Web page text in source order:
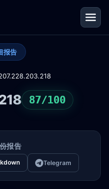
报告
87/100
报告
Telegram